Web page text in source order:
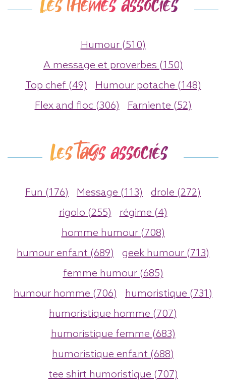
Humour (510)
A message et proverbes (150)
Top chef (49)
Humour potache (148)
Flex and floc (306)
Farniente (52)
Les tags associés
Fun (176) Message (113)
drole (272)
rigolo (255)
régime (4)
homme humour (708)
humour enfant (689)
geek humour (713)
femme humour (685)
humour homme (706)
humoristique (731)
humoristique homme (707)
humoristique femme (683)
humoristique enfant (688)
tee shirt humoristique (707)